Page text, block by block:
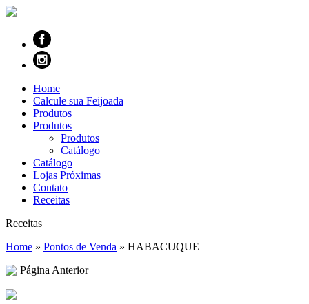
Home
Calcule sua Feijoada
Produtos
Produtos
Produtos
Catálogo
Catálogo
Lojas Próximas
Contato
Receitas
Receitas
Home » Pontos de Venda » HABACUQUE
Página Anterior